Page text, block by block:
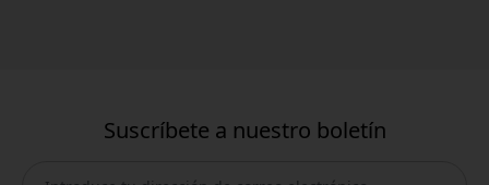
Suscríbete a nuestro boletín